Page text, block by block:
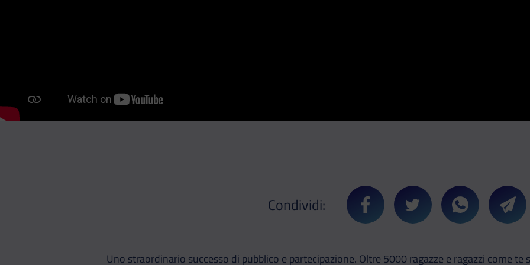
Condividi: Condividi su Facebook
Condividi su Twitter
Condividi su
Uno straordinario successo di pubblico e partecipazione. Oltre 5000 ragazze e ragazzi come